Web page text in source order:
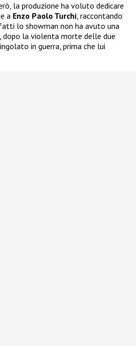
la produzione ha voluto dedicare
a Enzo Paolo Turchi, raccontando
lo showman non ha avuto una
la violenta morte delle due
in guerra, prima che lui